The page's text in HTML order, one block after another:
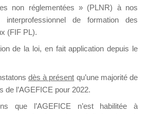
non réglementées » (PLNR) à nos
de formation des
(FIF PL).
de la loi, en fait application depuis le
dès à présent qu’une majorité de
de l’AGEFICE pour 2022.
que l’AGEFICE n’est habilitée à